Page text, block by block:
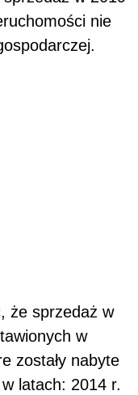
nie
że sprzedaż w
w
zostały nabyte
latach: 2014 r.